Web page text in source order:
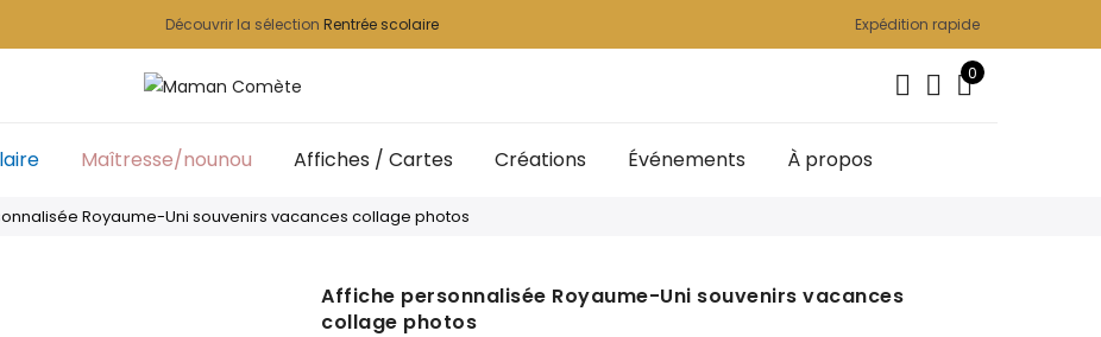
Découvrir la sélection Rentrée scolaire Expédition rapide
0
Maîtresse/nounou Affiches / Cartes Créations Événements À propos
Royaume-Uni souvenirs vacances collage photos
Affiche personnalisée Royaume-Uni souvenirs vacances
collage photos